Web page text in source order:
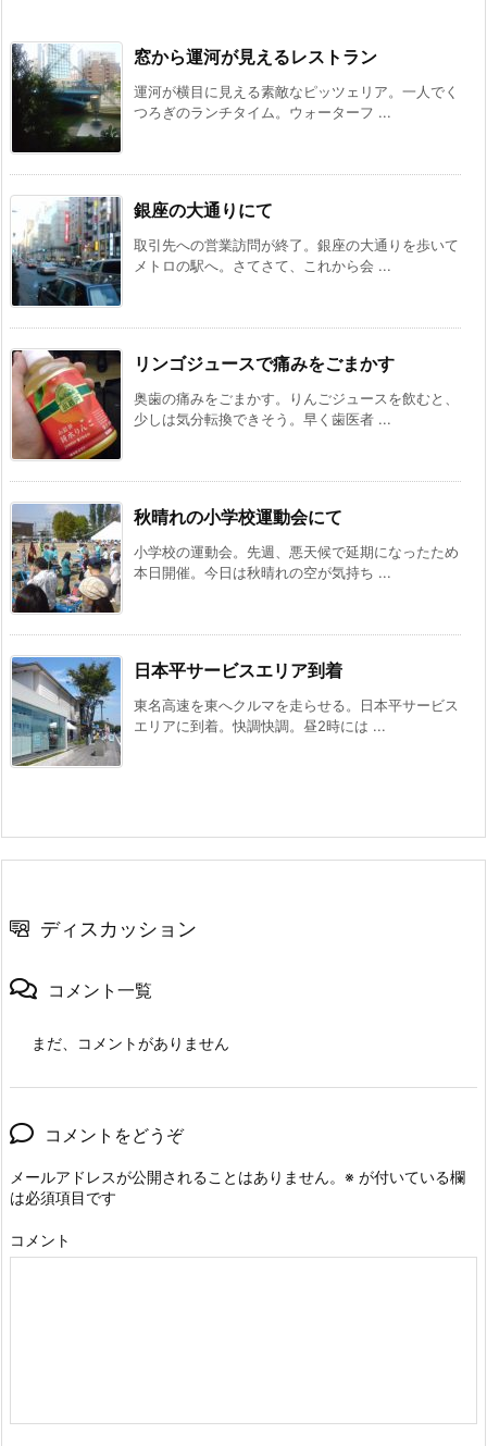
窓から運河が見えるレストラン
運河が横目に見える素敵なピッツェリア。一人でく
つろぎのランチタイム。ウォーターフ ...
銀座の大通りにて
取引先への営業訪問が終了。銀座の大通りを歩いて
メトロの駅へ。さてさて、これから会 ...
リンゴジュースで痛みをごまかす
奥歯の痛みをごまかす。りんごジュースを飲むと、
少しは気分転換できそう。早く歯医者 ...
秋晴れの小学校運動会にて
小学校の運動会。先週、悪天候で延期になったため
本日開催。今日は秋晴れの空が気持ち ...
日本平サービスエリア到着
東名高速を東へクルマを走らせる。日本平サービス
エリアに到着。快調快調。昼2時には ...
ディスカッション
コメント一覧
まだ、コメントがありません
コメントをどうぞ
メールアドレスが公開されることはありません。 ※ が付いている欄
は必須項目です
コメント